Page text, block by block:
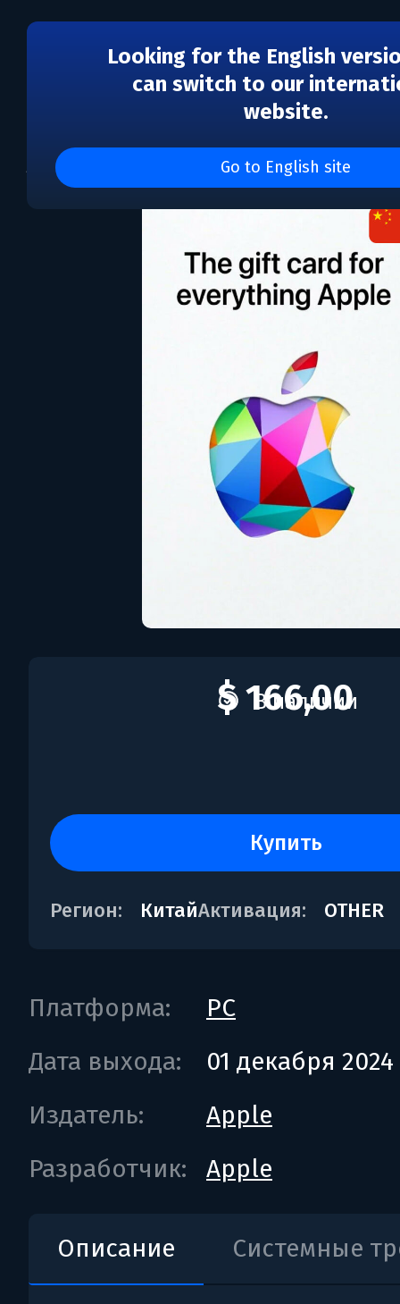
Looking for the English
can switch to our
website.
Go to English site
AppStore & iTunes
$ 166,00
купить
Регион: КитайАктивация: OTHER
В наличии
Платформа:
PC
Дата выхода:
01 декабря 2024
Издатель:
Apple
Разработчик:
Apple
Описание Системные